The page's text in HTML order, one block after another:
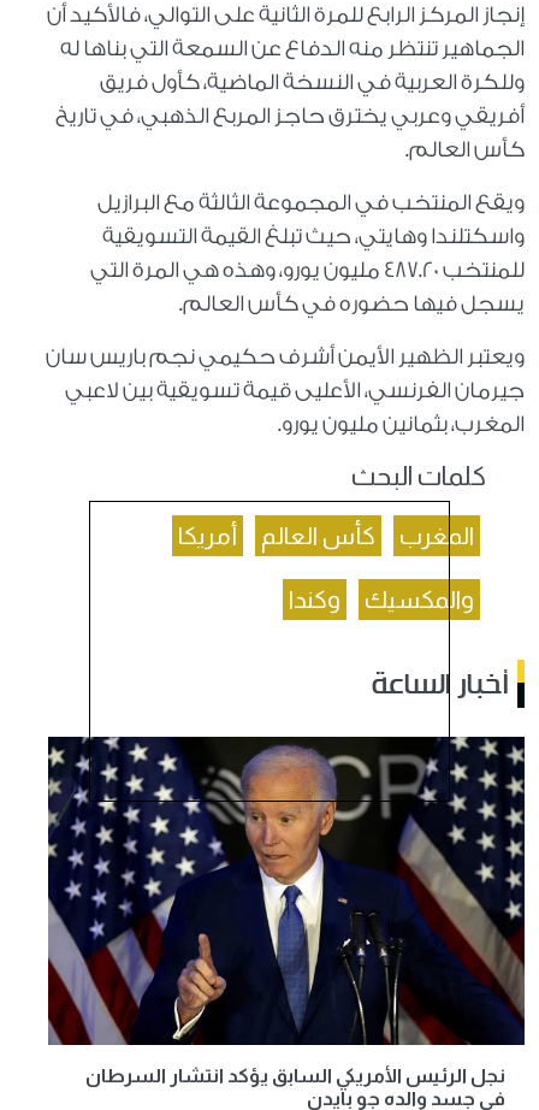
إنجاز المركز الرابع للمرة الثانية على التوالي، فالأكيد أن
الجماهير تنتظر منه الدفاع عن السمعة التي بناها له
وللكرة العربية في النسخة الماضية، كأول فريق
أفريقي وعربي يخترق حاجز المربع الذهبي، في تاريخ
كأس العالم.
ويقع المنتخب في المجموعة الثالثة مع البرازيل
واسكتلندا وهايتي، حيث تبلغ القيمة التسويقية
للمنتخب 487.20 مليون يورو، وهذه هي المرة التي
يسجل فيها حضوره في كأس العالم.
ويعتبر الظهير الأيمن أشرف حكيمي نجم باريس سان
جيرمان الفرنسي، الأعليى قيمة تسويقية بين لاعبي
المغرب، بثمانين مليون يورو.
كلمات البحث
المغرب كأس العالم أمريكا
والمكسيك وكندا
أخبار الساعة
نجل الرئيس الأمريكي السابق يؤكد انتشار السرطان
في جسد والده جو بايدن